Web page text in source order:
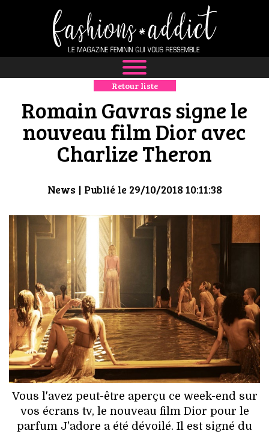
NEWS
MODE
LUXE
DÉFILÉS
BOUTIQUE
CULTURE
HIGH TECH
MAISON
AUTO
LIEUX TENDANCES
BEAUTÉ
MODE DE RUE
Retour liste
Romain Gavras signe le
nouveau film Dior avec
Charlize Theron
News | Publié le 29/10/2018 10:11:38
Vous l'avez peut-être aperçu ce week-end sur
vos écrans tv, le nouveau film Dior pour le
parfum J'adore a été dévoilé. Il est signé du